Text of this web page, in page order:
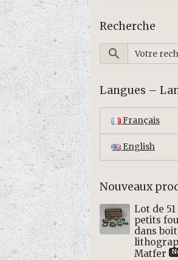
Recherche
Langues –
Français
English
Nouveaux
Lot de
petits
dans
Matfer